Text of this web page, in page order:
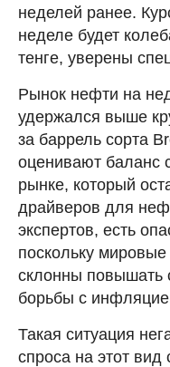
неделей ранее.
неделе будет
тенге, уверены
Рынок нефти на
удержался выше
за баррель сорта
оценивают баланс
рынке, который
драйверов для
экспертов, есть
поскольку
склонны повышать
борьбы с
Такая ситуация
спроса на этот